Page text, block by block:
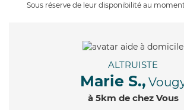
Sous réserve de leur disponibilité au
ALTRUISTE
Marie S.,
à 5km de chez Vous